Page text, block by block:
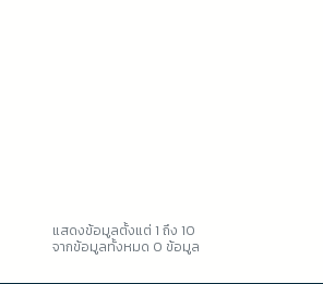
แสดงข้อมูลตั้งแต่ 1 ถึง 10
จากข้อมูลทั้งหมด 0 ข้อมูล